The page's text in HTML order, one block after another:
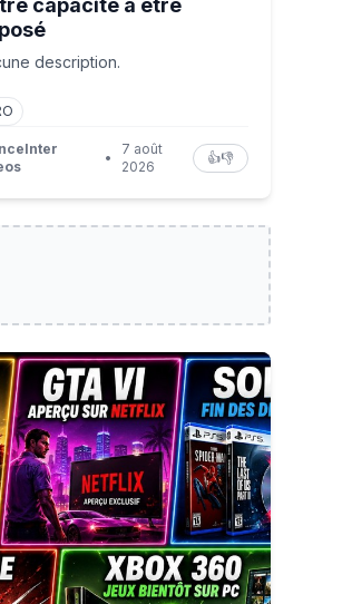
capacité à être
description.
•
7 août
2026
👍👎
sur Netflix, Sony enterre les